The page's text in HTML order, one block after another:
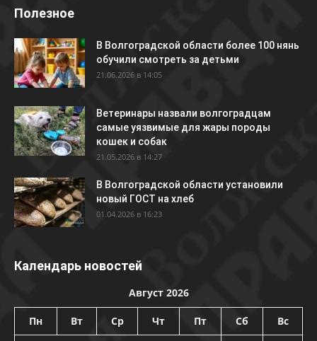
Полезное
В Волгоградской области более 100 нянь
обучили смотреть за детьми
21.06.2026 в 14:05
Ветеринары назвали волгоградцам
самые уязвимые для жары породы
кошек и собак
21.05.2026 в 14:27
В Волгоградской области установили
новый ГОСТ на хлеб
01.04.2026 в 16:23
Календарь новостей
Август 2026
Пн Вт Ср Чт Пт Сб Вс